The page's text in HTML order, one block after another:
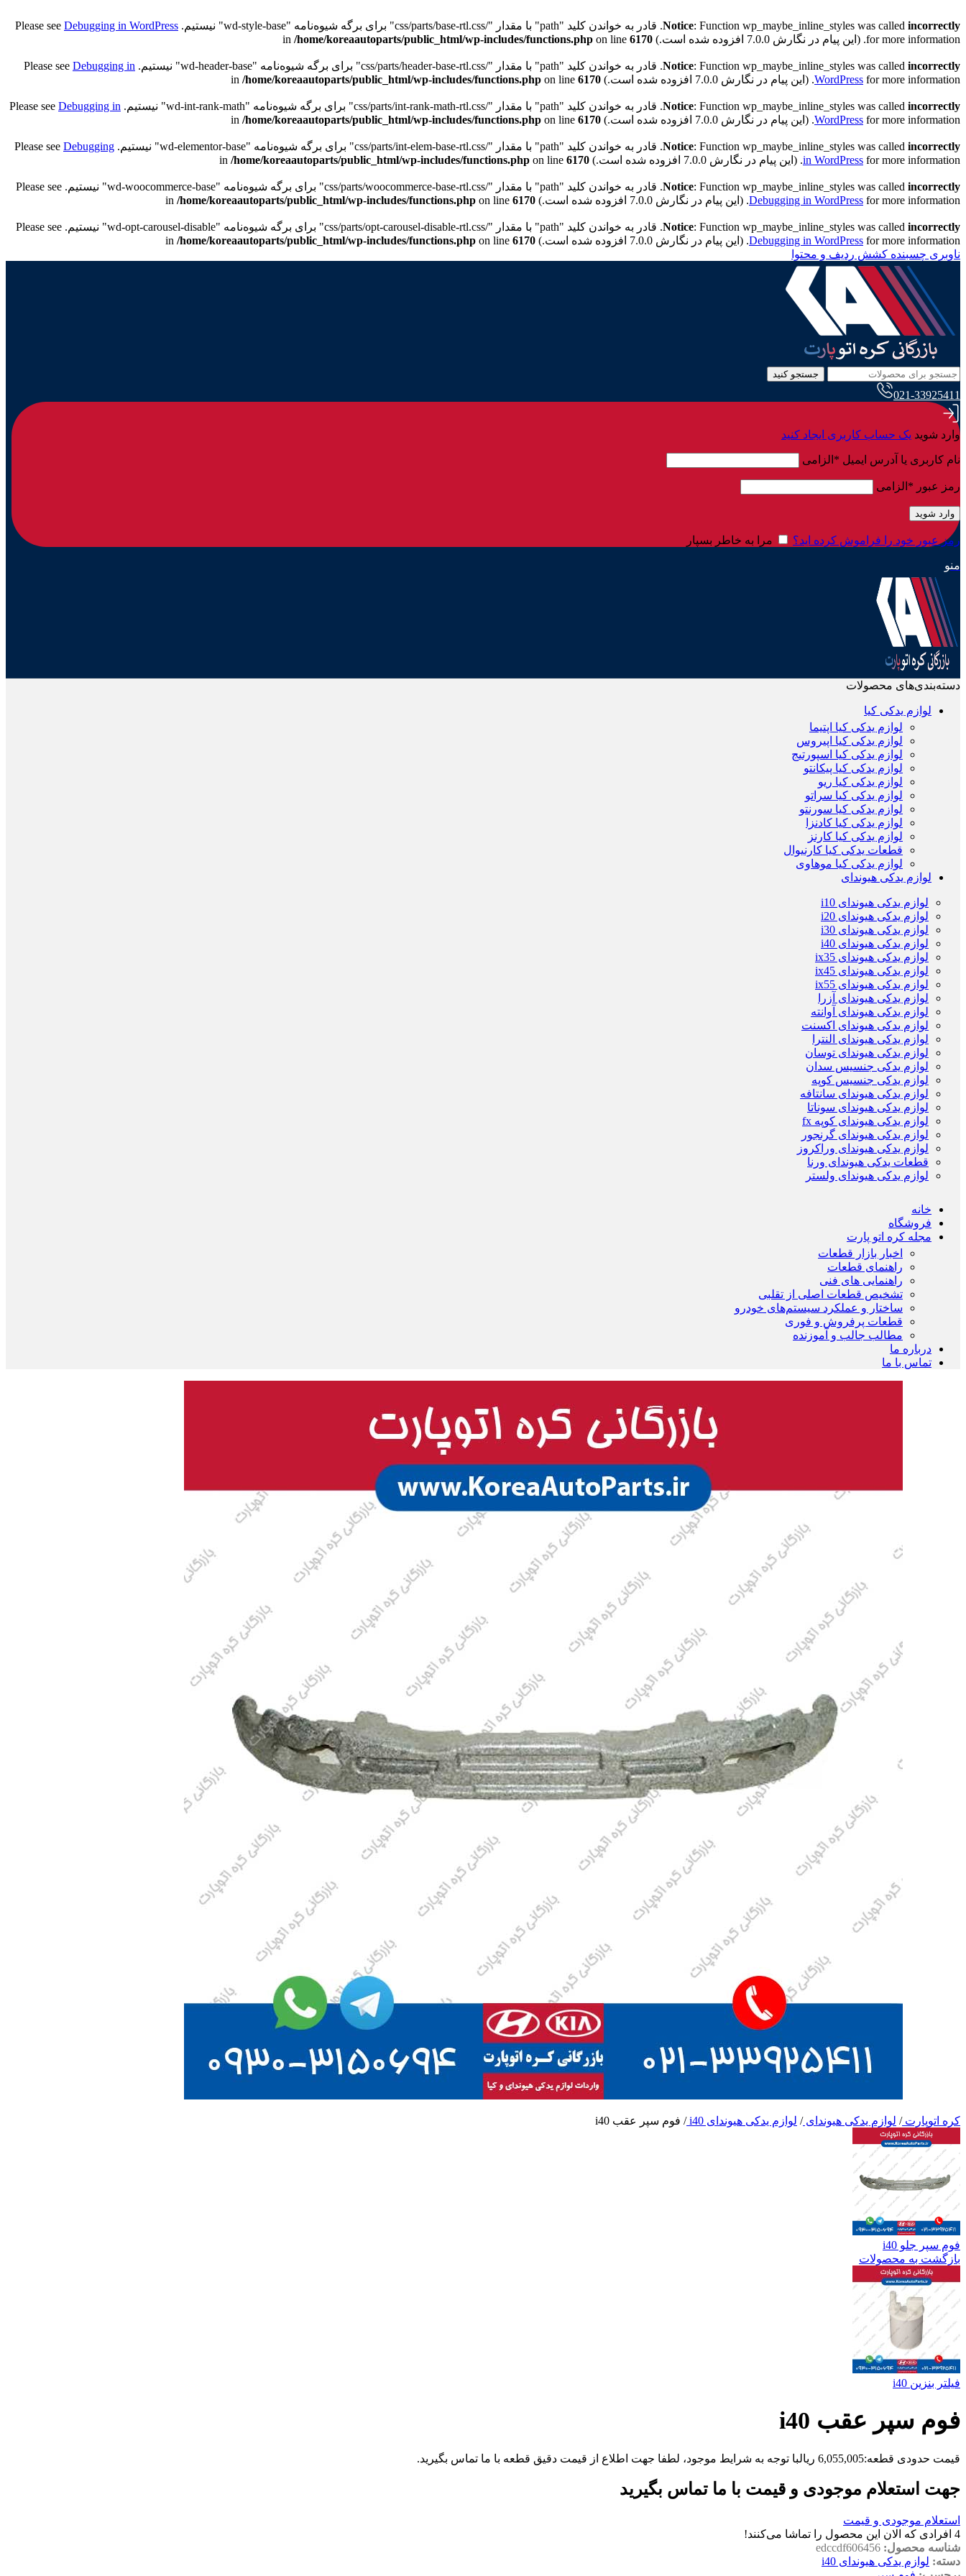
Notice: Function wp_maybe_inline_styles was called incorrectly . قادر به خواندن کلید "path" با مقدار "/css/parts/base-rtl.css" برای برگه شیوه‌نامه "wd-style-base" نیستیم. Please see
Debugging in WordPress
for more information. (این پیام در نگارش 7.0.0 افزوده شده است.) in
/home/koreaautoparts/public_html/wp-includes/functions.php on line 6170
Notice: Function wp_maybe_inline_styles was called incorrectly . قادر به خواندن کلید "path" با مقدار "/css/parts/header-base-rtl.css" برای برگه شیوه‌نامه "wd-header-base" نیستیم. Please see
Debugging in
WordPress for more information. (این پیام در نگارش 7.0.0 افزوده شده است.) in /home/koreaautoparts/public_html/wp-includes/functions.php on line 6170
Notice: Function wp_maybe_inline_styles was called incorrectly . قادر به خواندن کلید "path" با مقدار "/css/parts/int-rank-math-rtl.css" برای برگه شیوه‌نامه "wd-int-rank-math" نیستیم. Please see
Debugging in
WordPress for more information. (این پیام در نگارش 7.0.0 افزوده شده است.) in /home/koreaautoparts/public_html/wp-includes/functions.php on line 6170
Notice: Function wp_maybe_inline_styles was called incorrectly . قادر به خواندن کلید "path" با مقدار "/css/parts/int-elem-base-rtl.css" برای برگه شیوه‌نامه "wd-elementor-base" نیستیم. Please see
Debugging
in WordPress for more information. (این پیام در نگارش 7.0.0 افزوده شده است.) in /home/koreaautoparts/public_html/wp-includes/functions.php on line 6170
Notice: Function wp_maybe_inline_styles was called incorrectly
. قادر به خواندن کلید "path" با مقدار "/css/parts/woocommerce-base-rtl.css" برای برگه شیوه‌نامه "wd-woocommerce-base" نیستیم. Please see
Debugging in WordPress for more information. (این پیام در نگارش 7.0.0 افزوده شده است.) in /home/koreaautoparts/public_html/wp-includes/functions.php on line 6170
Notice: Function wp_maybe_inline_styles was called incorrectly
. قادر به خواندن کلید "path" با مقدار "/css/parts/opt-carousel-disable-rtl.css" برای برگه شیوه‌نامه "wd-opt-carousel-disable" نیستیم. Please see
Debugging in WordPress for more information. (این پیام در نگارش 7.0.0 افزوده شده است.) in /home/koreaautoparts/public_html/wp-includes/functions.php on line 6170
ناوبری چسبنده کشش ردیف و محتوا
جستجو کنید
021-33925411
وارد شوید یک حساب کاربری ایجاد کنید
نام کاربری یا آدرس ایمیل * الزامی
رمز عبور * الزامی
وارد شوید
رمز عبور خود را فراموش کرده اید؟ مرا به خاطر بسپار
منو
دسته‌بندی‌های محصولات
لوازم یدکی کیا
لوازم یدکی کیا اپتیما
لوازم یدکی کیا اپیروس
لوازم یدکی کیا اسپورتیج
لوازم یدکی کیا پیکانتو
لوازم یدکی کیا ریو
لوازم یدکی کیا سراتو
لوازم یدکی کیا سورنتو
لوازم یدکی کیا کادنزا
لوازم یدکی کیا کارنز
قطعات یدکی کیا کارنیوال
لوازم یدکی کیا موهاوی
لوازم یدکی هیوندای
لوازم یدکی هیوندای i10
لوازم یدکی هیوندای i20
لوازم یدکی هیوندای i30
لوازم یدکی هیوندای i40
لوازم یدکی هیوندای ix35
لوازم یدکی هیوندای ix45
لوازم یدکی هیوندای ix55
لوازم یدکی هیوندای آزرا
لوازم یدکی هیوندای آوانته
لوازم یدکی هیوندای اکسنت
لوازم یدکی هیوندای النترا
لوازم یدکی هیوندای توسان
لوازم یدکی جنسیس سدان
لوازم یدکی جنسیس کوپه
لوازم یدکی هیوندای سانتافه
لوازم یدکی هیوندای سوناتا
لوازم یدکی هیوندای کوپه fx
لوازم یدکی هیوندای گرنجور
لوازم یدکی هیوندای وراکروز
قطعات یدکی هیوندای ورنا
لوازم یدکی هیوندای ولستر
خانه
فروشگاه
مجله کره اتو پارت
اخبار بازار قطعات
راهنمای قطعات
راهنمایی های فنی
تشخیص قطعات اصلی از تقلبی
ساختار و عملکرد سیستم‌های خودرو
قطعات پرفروش و فوری
مطالب جالب و آموزنده
درباره ما
تماس با ما
کره اتوپارت/ لوازم یدکی هیوندای/ لوازم یدکی هیوندای i40 / فوم سپر عقب i40
فوم سپر جلو i40
بازگشت به محصولات
فیلتر بنزین i40
فوم سپر عقب i40
قیمت حدودی قطعه:6,055,005 ریالبا توجه به شرایط موجود، لطفا جهت اطلاع از قیمت دقیق قطعه با ما تماس بگیرید.
جهت استعلام موجودی و قیمت با ما تماس بگیرید
استعلام موجودی و قیمت
4 افرادی که الان این محصول را تماشا می‌کنند!
شناسه محصول: edccdf606456
دسته: لوازم یدکی هیوندای i40